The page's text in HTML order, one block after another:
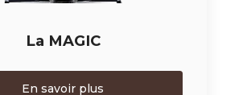
La MAGIC
En savoir plus